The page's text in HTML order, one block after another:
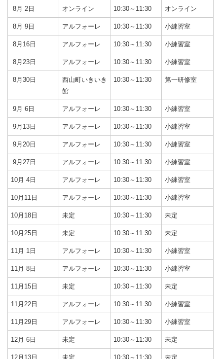
8月 2日 オンライン 10:30～11:30 オンライン
8月 9日 アルフォーレ 10:30～11:30 小練習室
8月16日 アルフォーレ 10:30～11:30 小練習室
8月23日 アルフォーレ 10:30～11:30 小練習室
8月30日
西山町いきいき
館
10:30～11:30 第一研修室
9月 6日 アルフォーレ 10:30～11:30 小練習室
9月13日 アルフォーレ 10:30～11:30 小練習室
9月20日 アルフォーレ 10:30～11:30 小練習室
9月27日 アルフォーレ 10:30～11:30 小練習室
10月 4日 アルフォーレ 10:30～11:30 小練習室
10月11日 アルフォーレ 10:30～11:30 小練習室
10月18日 未定 10:30～11:30 未定
10月25日 未定 10:30～11:30 未定
11月 1日 アルフォーレ 10:30～11:30 小練習室
11月 8日 アルフォーレ 10:30～11:30 小練習室
11月15日 未定 10:30～11:30 未定
11月22日 アルフォーレ 10:30～11:30 小練習室
11月29日 アルフォーレ 10:30～11:30 小練習室
12月 6日 未定 10:30～11:30 未定
12月13日 未定 10:30～11:30 未定